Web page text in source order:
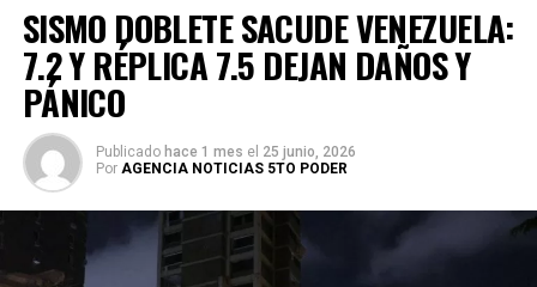
SISMO DOBLETE SACUDE VENEZUELA:
7.2 Y RÉPLICA 7.5 DEJAN DAÑOS Y
PÁNICO
Publicado hace 1 mes el 25 junio, 2026
Por AGENCIA NOTICIAS 5TO PODER